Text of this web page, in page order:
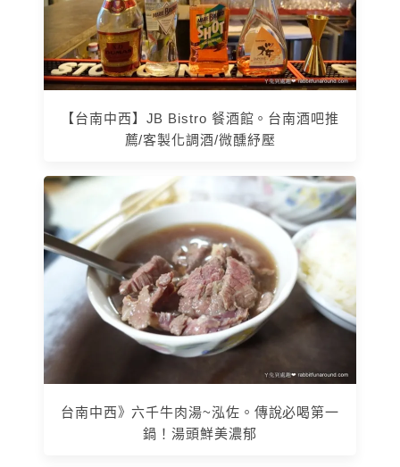
【台南中西】JB Bistro 餐酒館。台南酒吧推
薦/客製化調酒/微醺紓壓
台南中西》六千牛肉湯~泓佐。傳說必喝第一
鍋！湯頭鮮美濃郁